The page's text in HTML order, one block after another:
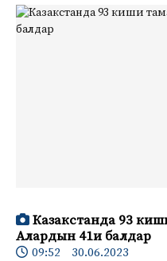
Казакстанда 93
Алардын 41и балдар
09:52 30.06.2023